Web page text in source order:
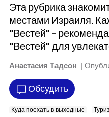
Эта рубрика
местами Израиля.
"Вестей" -
"Вестей" для
Анастасия Тадсон |
Обсудить
Куда поехать в выходные